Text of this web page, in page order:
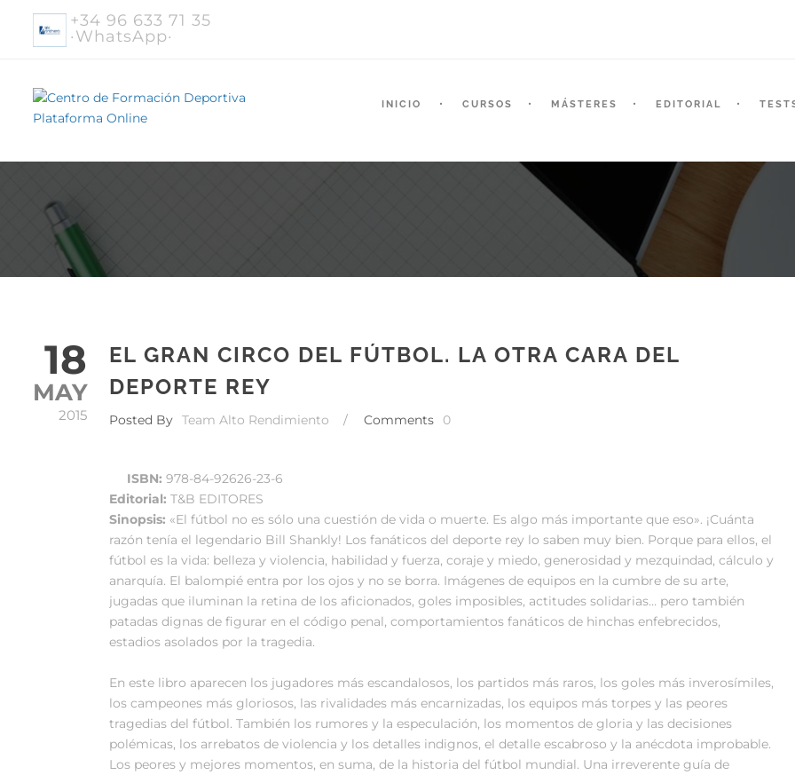
+34 96 633 71 35
·WhatsApp·
INICIO CURSOS MÁSTERES EDITORIAL
18
MAY
2015
EL GRAN CIRCO DEL FÚTBOL. LA OTRA CARA DEL
DEPORTE REY
Posted By Team Alto Rendimiento / Comments 0
ISBN: 978-84-92626-23-6
Editorial: T&B EDITORES
Sinopsis: «El fútbol no es sólo una cuestión de vida o muerte. Es algo más importante que eso». ¡Cuánta
razón tenía el legendario Bill Shankly! Los fanáticos del deporte rey lo saben muy bien. Porque para ellos, el
fútbol es la vida: belleza y violencia, habilidad y fuerza, coraje y miedo, generosidad y mezquindad, cálculo y
anarquía. El balompié entra por los ojos y no se borra. Imágenes de equipos en la cumbre de su arte,
jugadas que iluminan la retina de los aficionados, goles imposibles, actitudes solidarias… pero también
patadas dignas de figurar en el código penal, comportamientos fanáticos de hinchas enfebrecidos,
estadios asolados por la tragedia.
En este libro aparecen los jugadores más escandalosos, los partidos más raros, los goles más inverosímiles,
los campeones más gloriosos, las rivalidades más encarnizadas, los equipos más torpes y las peores
tragedias del fútbol. También los rumores y la especulación, los momentos de gloria y las decisiones
polémicas, los arrebatos de violencia y los detalles indignos, el detalle escabroso y la anécdota improbable.
Los peores y mejores momentos, en suma, de la historia del fútbol mundial. Una irreverente guía de